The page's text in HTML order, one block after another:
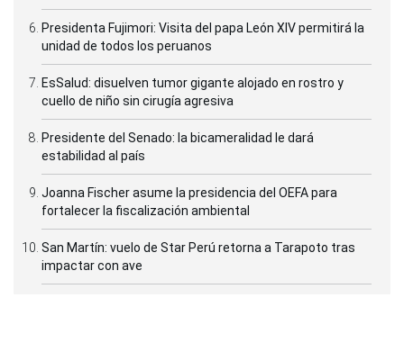
Presidenta Fujimori: Visita del papa León XIV permitirá la
unidad de todos los peruanos
EsSalud: disuelven tumor gigante alojado en rostro y
cuello de niño sin cirugía agresiva
Presidente del Senado: la bicameralidad le dará
estabilidad al país
Joanna Fischer asume la presidencia del OEFA para
fortalecer la fiscalización ambiental
San Martín: vuelo de Star Perú retorna a Tarapoto tras
impactar con ave